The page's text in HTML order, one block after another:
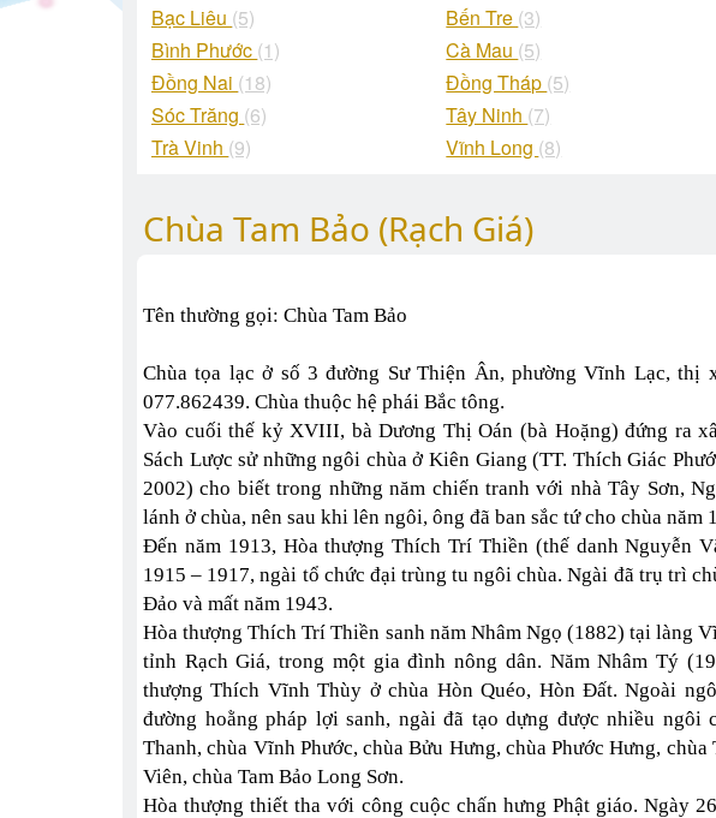
Bạc Liêu (5) Bến Tre (3)
Bình Phước (1) Cà Mau (5)
Đồng Nai (18) Đồng Tháp (5)
Sóc Trăng (6) Tây Ninh (7)
Trà Vinh (9) Vĩnh Long (8)
Chùa Tam Bảo (Rạch Giá)
Tên thường gọi: Chùa Tam Bảo
Chùa tọa lạc ở số 3 đường Sư Thiện Ân, phường Vĩnh Lạc, thị
077.862439. Chùa thuộc hệ phái Bắc tông.
Vào cuối thế kỷ XVIII, bà Dương Thị Oán (bà Hoặng) đứng ra
Sách Lược sử những ngôi chùa ở Kiên Giang (TT. Thích Giác
2002) cho biết trong những năm chiến tranh với nhà Tây Sơn,
lánh ở chùa, nên sau khi lên ngôi, ông đã ban sắc tứ cho chùa năm
Đến năm 1913, Hòa thượng Thích Trí Thiền (thế danh Nguyễn
1915 – 1917, ngài tổ chức đại trùng tu ngôi chùa. Ngài đã trụ trì
Đảo và mất năm 1943.
Hòa thượng Thích Trí Thiền sanh năm Nhâm Ngọ (1882) tại làng
tỉnh Rạch Giá, trong một gia đình nông dân. Năm Nhâm Tý
thượng Thích Vĩnh Thùy ở chùa Hòn Quéo, Hòn Đất. Ngoài
đường hoằng pháp lợi sanh, ngài đã tạo dựng được nhiều ngôi
Thanh, chùa Vĩnh Phước, chùa Bửu Hưng, chùa Phước Hưng,
Viên, chùa Tam Bảo Long Sơn.
Hòa thượng thiết tha với công cuộc chấn hưng Phật giáo. Ngày